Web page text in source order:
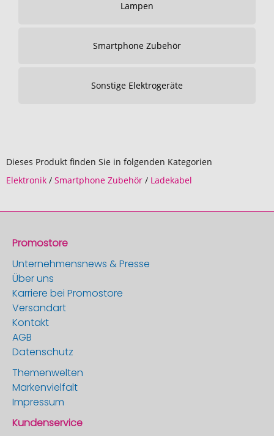
Lampen
Smartphone Zubehör
Sonstige Elektrogeräte
Dieses Produkt finden Sie in folgenden Kategorien
Elektronik / Smartphone Zubehör / Ladekabel
Promostore
Unternehmensnews & Presse
Über uns
Karriere bei Promostore
Versandart
Kontakt
AGB
Datenschutz
Themenwelten
Markenvielfalt
Impressum
Kundenservice